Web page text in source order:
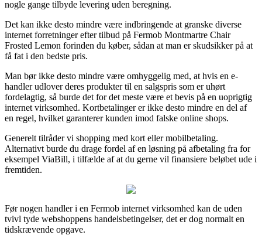
nogle gange tilbyde levering uden beregning.
Det kan ikke desto mindre være indbringende at granske diverse
internet forretninger efter tilbud på Fermob Montmartre Chair
Frosted Lemon forinden du køber, sådan at man er skudsikker på at
få fat i den bedste pris.
Man bør ikke desto mindre være omhyggelig med, at hvis en e-
handler udlover deres produkter til en salgspris som er uhørt
fordelagtig, så burde det for det meste være et bevis på en uoprigtig
internet virksomhed. Kortbetalinger er ikke desto mindre en del af
en regel, hvilket garanterer kunden imod falske online shops.
Generelt tilråder vi shopping med kort eller mobilbetaling.
Alternativt burde du drage fordel af en løsning på afbetaling fra for
eksempel ViaBill, i tilfælde af at du gerne vil finansiere beløbet ude i
fremtiden.
Før nogen handler i en Fermob internet virksomhed kan de uden
tvivl tyde webshoppens handelsbetingelser, det er dog normalt en
tidskrævende opgave.